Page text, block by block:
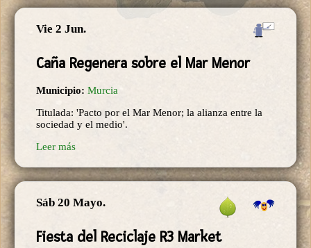
Vie 2 Jun.
Caña Regenera sobre el Mar Menor
Municipio: Murcia
Titulada: 'Pacto por el Mar Menor; la alianza entre la
sociedad y el medio'.
Leer más
Sáb 20 Mayo.
Fiesta del Reciclaje R3 Market